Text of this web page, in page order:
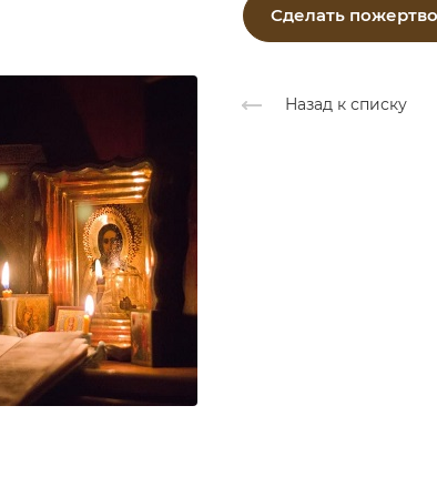
Сделать
Назад к списку